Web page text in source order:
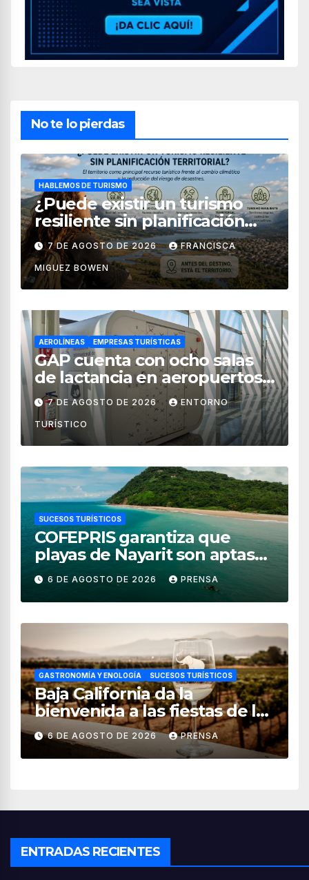
No te lo pierdas
HABLEMOS DE TURISMO
¿Puede existir un turismo
resiliente sin planificación
territorial?
7 DE AGOSTO DE 2026 FRANCISCA
MIGUEZ BOWEN
AEROLÍNEAS EMPRESAS TURÍSTICAS
GAP cuenta con ocho salas
de lactancia en aeropuertos
de México
7 DE AGOSTO DE 2026 ENTORNO
TURÍSTICO
SUCESOS TURÍSTICOS
COFEPRIS garantiza que
playas de Nayarit son aptas
para uso recreativo
6 DE AGOSTO DE 2026 PRENSA
GASTRONOMÍA Y ENOLOGÍA SUCESOS TURÍSTICOS
Baja California da la
bienvenida a las fiestas de la
vendimia 2026
6 DE AGOSTO DE 2026 PRENSA
ENTRADAS RECIENTES